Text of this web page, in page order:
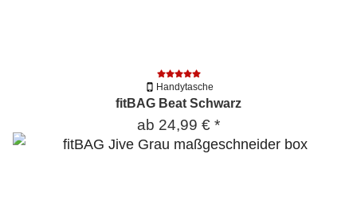
Handytasche
fitBAG Beat Schwarz
ab 24,99 € *